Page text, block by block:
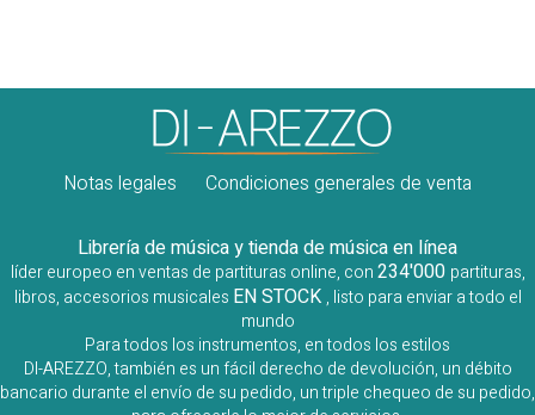
Notas legales Condiciones generales de venta
Librería de música y tienda de música en línea
líder europeo en ventas de partituras online, con234'000 partituras,
libros, accesorios musicales EN STOCK , listo para enviar a todo el
mundo
Para todos los instrumentos, en todos los estilos
DI-AREZZO, también es un fácil derecho de devolución, un débito
bancario durante el envío de su pedido, un triple chequeo de su pedido,